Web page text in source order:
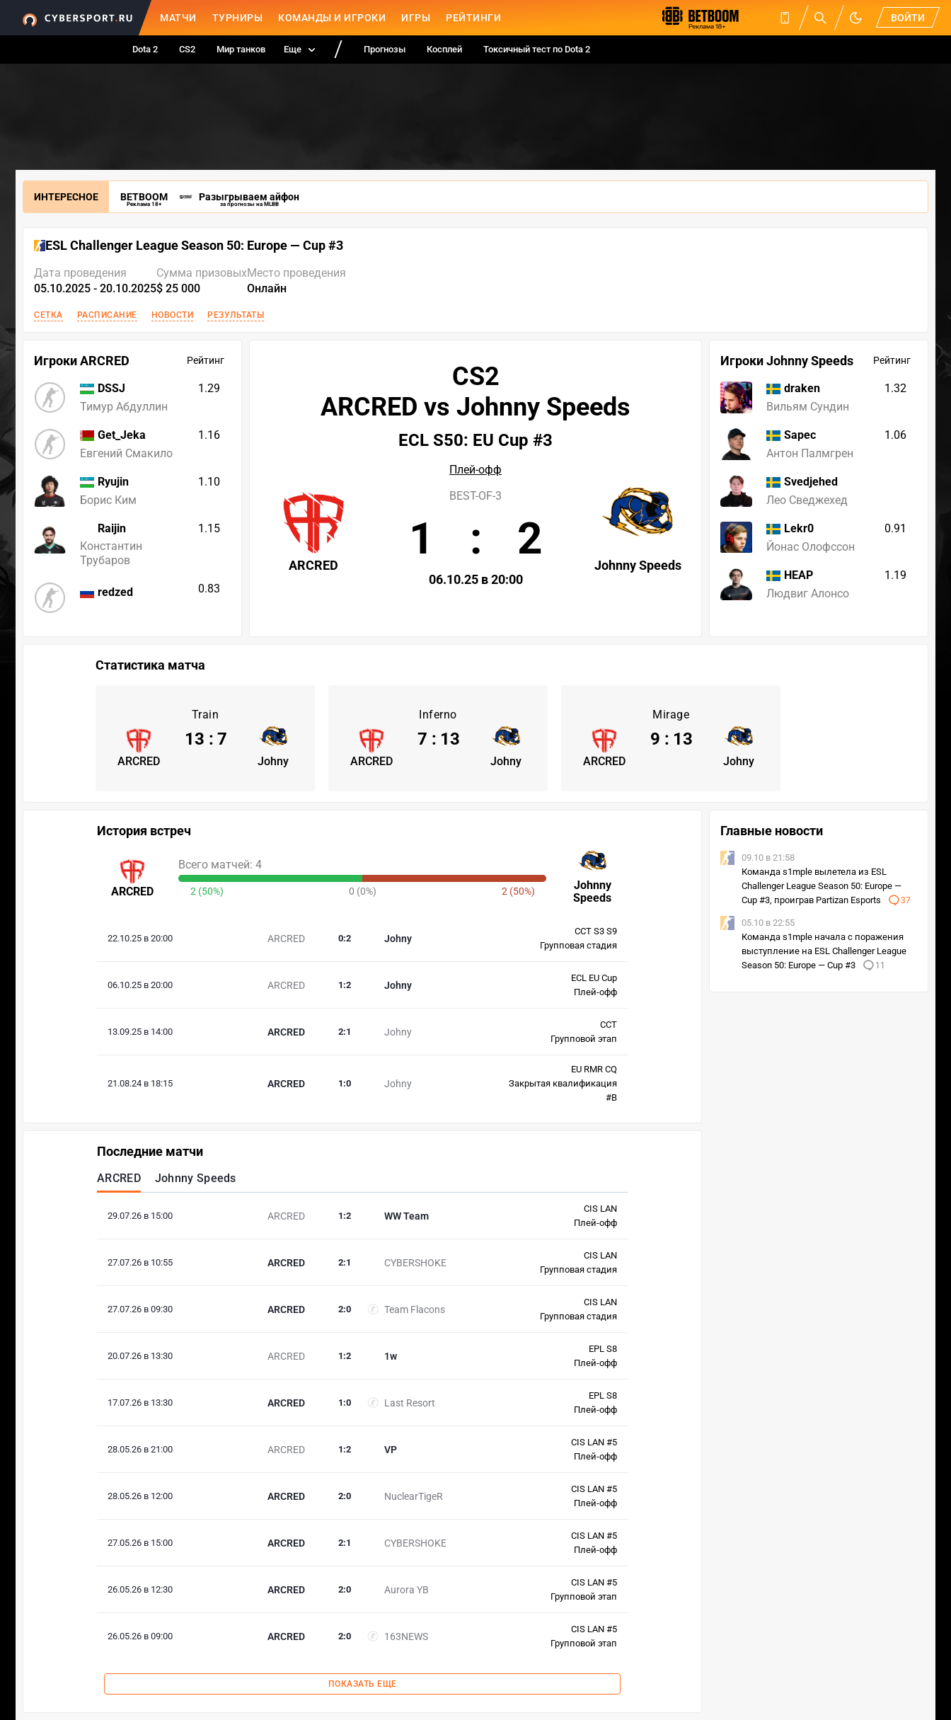
МАТЧИ ТУРНИРЫ КОМАНДЫ И ИГРОКИ ИГРЫ РЕЙТИНГИ ВОЙТИ
Dota 2 CS2 Мир танков Еще Прогнозы Косплей Токсичный тест по Dota 2
ИНТЕРЕСНОЕ BETBOOM
Реклама 18+
Разыгрываем айфон
за прогнозы на MLBB
ESL Challenger League Season 50: Europe — Cup #3
Дата проведения
05.10.2025 - 20.10.2025
Сумма призовых
$ 25 000
Место проведения
Онлайн
СЕТКА РАСПИСАНИЕ НОВОСТИ РЕЗУЛЬТАТЫ
Игроки ARCRED Рейтинг
DSSJ
Тимур Абдуллин
1.29
Get_Jeka
Евгений Смакило
1.16
Ryujin
Борис Ким
1.10
Raijin
Константин
Трубаров
1.15
redzed 0.83
Игроки Johnny Speeds Рейтинг
draken
Вильям Сундин
1.32
Sapec
Антон Палмгрен
1.06
Svedjehed
Лео Сведжехед
Lekr0
Йонас Олофссон
0.91
HEAP
Людвиг Алонсо
1.19
CS2
ARCRED vs Johnny Speeds
ECL S50: EU Cup #3
Плей-офф
ARCRED Johnny Speeds
BEST-OF-3
1 : 2
06.10.25 в 20:00
Статистика матча
Train
ARCRED Johny
13 : 7
Inferno
ARCRED Johny
7 : 13
Mirage
ARCRED Johny
9 : 13
История встреч
ARCRED
Johnny
Speeds
Всего матчей: 4
2 (50%) 0 (0%) 2 (50%)
22.10.25 в 20:00 ARCRED Johny
0:2
CCT S3 S9
Групповая стадия
06.10.25 в 20:00 ARCRED Johny
1 :2
ECL EU Cup
Плей-офф
13.09.25 в 14:00 ARCRED Johny
2:1
CCT
Групповой этап
21.08.24 в 18:15 ARCRED Johny
1 :0
EU RMR CQ
Закрытая квалификация
#В
Последние матчи
ARCRED Johnny Speeds
29.07.26 в 15:00 ARCRED WW Team
1 :2
CIS LAN
Плей-офф
27.07.26 в 10:55 ARCRED CYBERSHOKE
2:1
CIS LAN
Групповая стадия
27.07.26 в 09:30 ARCRED Team Flacons
2:0
CIS LAN
Групповая стадия
20.07.26 в 13:30 ARCRED 1w
1 :2
EPL S8
Плей-офф
17.07.26 в 13:30 ARCRED Last Resort
1 :0
EPL S8
Плей-офф
28.05.26 в 21:00 ARCRED VP
1 :2
CIS LAN #5
Плей-офф
28.05.26 в 12:00 ARCRED NuclearTigeR
2:0
CIS LAN #5
Плей-офф
27.05.26 в 15:00 ARCRED CYBERSHOKE
2:1
CIS LAN #5
Плей-офф
26.05.26 в 12:30 ARCRED Aurora YB
2:0
CIS LAN #5
Групповой этап
26.05.26 в 09:00 ARCRED 163NEWS
2:0
CIS LAN #5
Групповой этап
ПОКАЗАТЬ ЕЩЕ
Главные новости
09.10 в 21:58
Команда s1mple вылетела из ESL
Challenger League Season 50: Europe —
Cup #3, проиграв Partizan Esports
37
05.10 в 22:55
Команда s1mple начала с поражения
выступление на ESL Challenger League
Season 50: Europe — Cup #3
11